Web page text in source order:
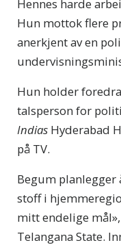
Hennes harde
Hun mottok flere
anerkjent av en
Hun holder
talsperson for
Indias Hyderabad
på TV.
Begum planlegger
stoff i
mitt endelige
Telangana State.